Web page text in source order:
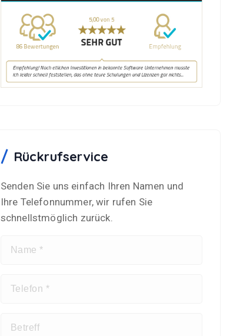
Rückrufservice
Senden Sie uns einfach Ihren Namen und
Ihre Telefonnummer, wir rufen Sie
schnellstmöglich zurück.